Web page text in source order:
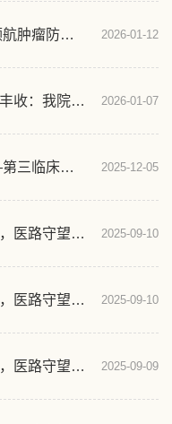
【科研领航】聚合科研新势能 领航肿瘤防治路——新疆医科大学附属肿瘤医院2025年度科研发展纪实 2026-01-12
【科研领航】从精准布局到全线丰收：我院以有组织科研护航2026年度自治区卫生健康委项目申报成果丰硕 2026-01-07
严把学术关口 淬炼创新力量——第三临床医学院2025届研究生开题工作圆满收官 2025-12-05
【教师节特辑】执灯引路传薪火，医路守望育新人：2025年优秀指导医师及优秀实习带教教师风采展 2025-09-10
【教师节特辑】执灯引路传薪火，医路守望育新人——致全院教师的一封信 2025-09-10
【教师节特辑】执灯引路传薪火，医路守望育新人：2025年优秀教师及优秀责任导师风采展 2025-09-09